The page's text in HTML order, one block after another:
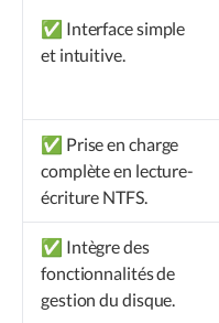
✅ Interface simple
et intuitive.
✅ Prise en charge
complète en lecture-
écriture NTFS.
✅ Intègre des
fonctionnalités de
gestion du disque.